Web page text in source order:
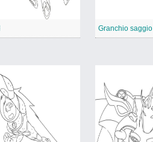
Granchio saggio